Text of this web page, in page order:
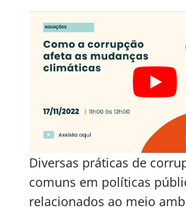
Diversas práticas de
comuns em políticas
relacionados ao meio